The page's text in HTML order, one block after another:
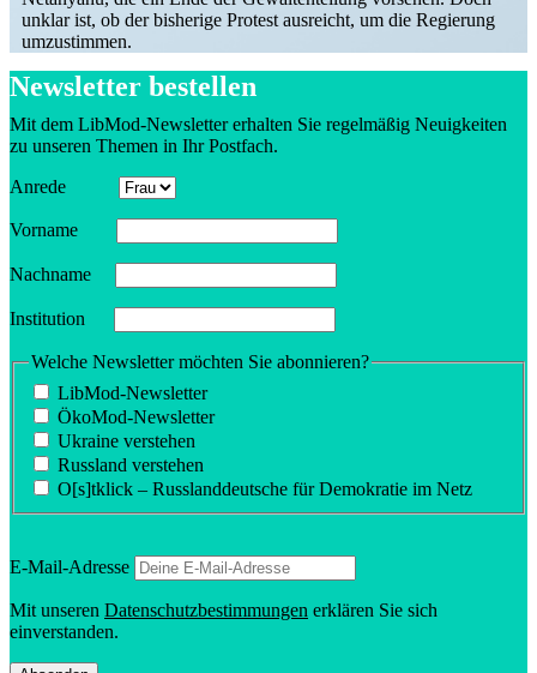
unklar ist, ob der bisherige Protest ausreicht, um die Regierung
umzustimmen.
Newsletter bestellen
Mit dem LibMod-Newsletter erhalten Sie regel­mäßig Neuig­keiten
zu unseren Themen in Ihr Postfach.
Anrede
Vorname
Nachname
Insti­tution
Welche Newsletter möchten Sie abonnieren?
LibMod-Newsletter
ÖkoMod-Newsletter
Ukraine verstehen
Russland verstehen
O[s]tklick – Russland­deutsche für Demokratie im Netz
E‑Mail-Adresse
Mit unseren Daten­schutz­be­stim­mungen erklären Sie sich
einverstanden.